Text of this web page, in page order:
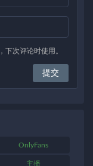
下次评论时使用。
OnlyFans
主播